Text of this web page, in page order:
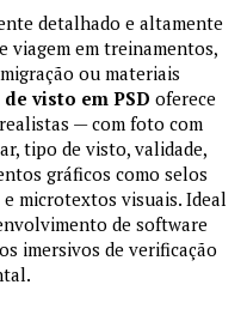
detalhado e altamente
viagem em treinamentos,
ou materiais
visto em PSD oferece
— com foto com
tipo de visto, validade,
gráficos como selos
microtextos visuais. Ideal
de software
imersivos de verificação